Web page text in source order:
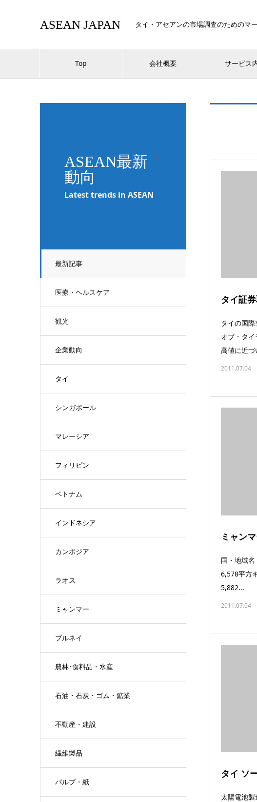
ASEAN JAPAN タイ・アセアンの市場調査のためのマ
Top 会社概要 サービス
ASEAN最新
動向
Latest trends in ASEAN
最新記事
医療・ヘルスケア
観光
企業動向
タイ
シンガポール
マレーシア
フィリピン
ベトナム
インドネシア
カンボジア
ラオス
ミャンマー
ブルネイ
農林･食料品・水産
石油・石炭・ゴム・鉱業
不動産・建設
繊維製品
パルプ・紙
タイ証
タイの国
オブ・タ
高値に近
2011.07.04
ミャン
国・地域
6,578平方
5,882...
2011.07.04
タイ ソ
太陽電池